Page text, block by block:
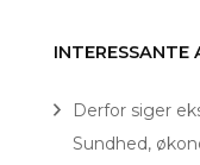
INTERESSANTE
Derfor siger
Sundhed,